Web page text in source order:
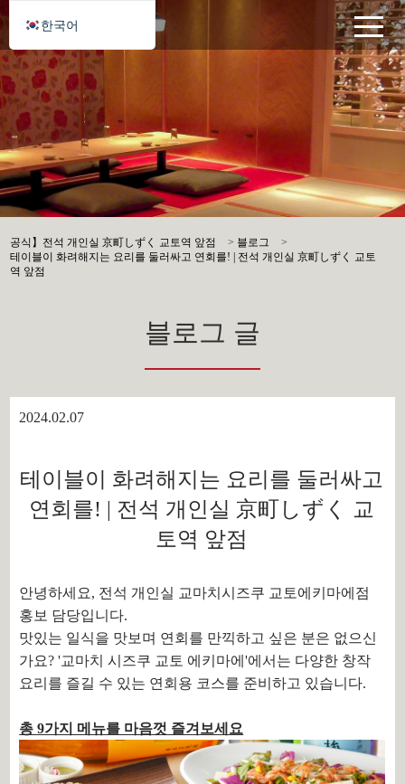
공식】전석 개인실 京町しずく 교토역 앞점 > 블로그
>
테이블이 화려해지는 요리를 둘러싸고 연회를! | 전석 개인실 京町しずく 교토
역 앞점
블로그 글
2024.02.07
테이블이 화려해지는 요리를 둘러싸고
연회를! | 전석 개인실 京町しずく 교
토역 앞점
안녕하세요, 전석 개인실 교마치시즈쿠 교토에키마에점
홍보 담당입니다.
맛있는 일식을 맛보며 연회를 만끽하고 싶은 분은 없으신
가요? '교마치 시즈쿠 교토 에키마에'에서는 다양한 창작
요리를 즐길 수 있는 연회용 코스를 준비하고 있습니다.
총 9가지 메뉴를 마음껏 즐겨보세요
한국어